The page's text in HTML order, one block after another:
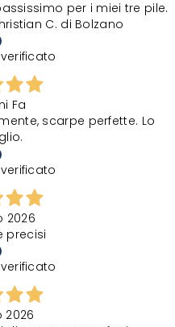
per i miei tre pile.
C. di Bolzano
Fa
scarpe perfette. Lo
2026
precisi
2026